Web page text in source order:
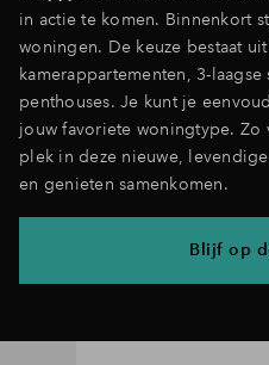
in actie te komen. Binnenkort
woningen. De keuze bestaat
kamerappartementen, 3-
penthouses. Je kunt je
jouw favoriete woningtype.
plek in deze nieuwe,
en genieten samenkomen.
Blijf op